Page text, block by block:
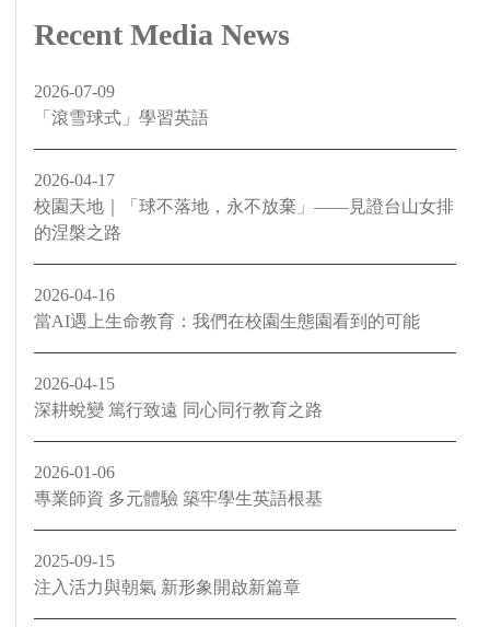
Recent Media News
2026-07-09
「滾雪球式」學習英語
2026-04-17
校園天地｜「球不落地，永不放棄」——見證台山女排
的涅槃之路
2026-04-16
當AI遇上生命教育：我們在校園生態園看到的可能
2026-04-15
深耕蛻變 篤行致遠 同心同行教育之路
2026-01-06
專業師資 多元體驗 築牢學生英語根基
2025-09-15
注入活力與朝氣 新形象開啟新篇章